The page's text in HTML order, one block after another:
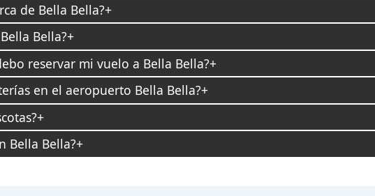
de Bella Bella?
Bella?
reservar mi vuelo a Bella Bella?
en el aeropuerto Bella Bella?
Bella Bella?